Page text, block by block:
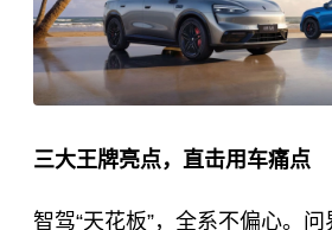
三大王牌亮点，直击用车痛点
智驾“天花板”，全系不偏心。